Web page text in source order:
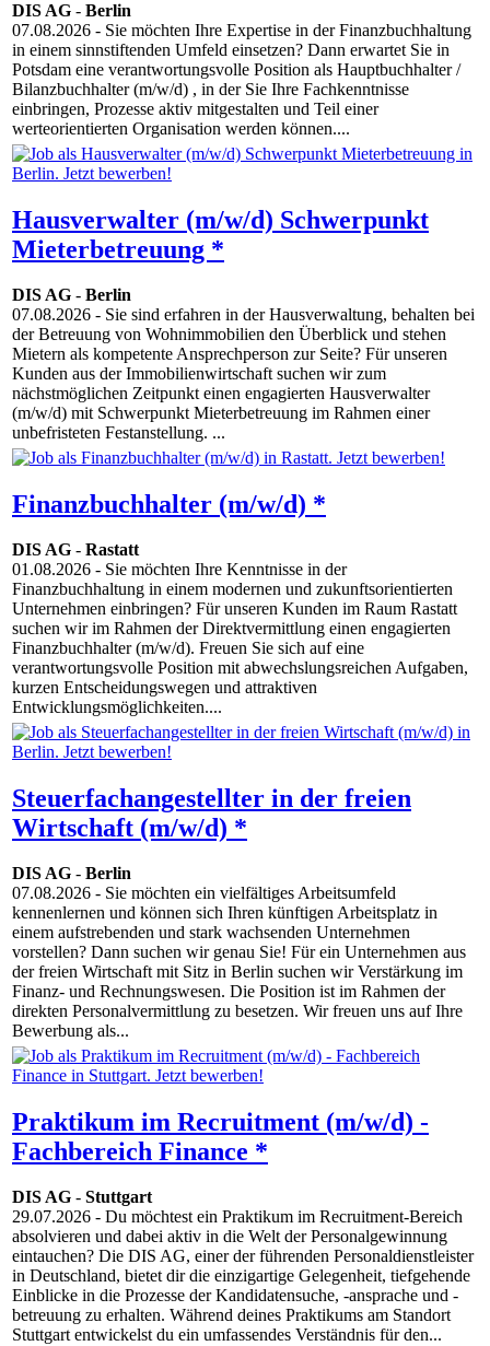
DIS AG - Berlin
07.08.2026 - Sie möchten Ihre Expertise in der Finanzbuchhaltung
in einem sinnstiftenden Umfeld einsetzen? Dann erwartet Sie in
Potsdam eine verantwortungsvolle Position als Hauptbuchhalter /
Bilanzbuchhalter (m/w/d) , in der Sie Ihre Fachkenntnisse
einbringen, Prozesse aktiv mitgestalten und Teil einer
werteorientierten Organisation werden können....
Hausverwalter (m/w/d) Schwerpunkt
Mieterbetreuung *
DIS AG - Berlin
07.08.2026 - Sie sind erfahren in der Hausverwaltung, behalten bei
der Betreuung von Wohnimmobilien den Überblick und stehen
Mietern als kompetente Ansprechperson zur Seite? Für unseren
Kunden aus der Immobilienwirtschaft suchen wir zum
nächstmöglichen Zeitpunkt einen engagierten Hausverwalter
(m/w/d) mit Schwerpunkt Mieterbetreuung im Rahmen einer
unbefristeten Festanstellung. ...
Finanzbuchhalter (m/w/d) *
DIS AG - Rastatt
01.08.2026 - Sie möchten Ihre Kenntnisse in der
Finanzbuchhaltung in einem modernen und zukunftsorientierten
Unternehmen einbringen? Für unseren Kunden im Raum Rastatt
suchen wir im Rahmen der Direktvermittlung einen engagierten
Finanzbuchhalter (m/w/d). Freuen Sie sich auf eine
verantwortungsvolle Position mit abwechslungsreichen Aufgaben,
kurzen Entscheidungswegen und attraktiven
Entwicklungsmöglichkeiten....
Steuerfachangestellter in der freien
Wirtschaft (m/w/d) *
DIS AG - Berlin
07.08.2026 - Sie möchten ein vielfältiges Arbeitsumfeld
kennenlernen und können sich Ihren künftigen Arbeitsplatz in
einem aufstrebenden und stark wachsenden Unternehmen
vorstellen? Dann suchen wir genau Sie! Für ein Unternehmen aus
der freien Wirtschaft mit Sitz in Berlin suchen wir Verstärkung im
Finanz- und Rechnungswesen. Die Position ist im Rahmen der
direkten Personalvermittlung zu besetzen. Wir freuen uns auf Ihre
Bewerbung als...
Praktikum im Recruitment (m/w/d) -
Fachbereich Finance *
DIS AG - Stuttgart
29.07.2026 - Du möchtest ein Praktikum im Recruitment-Bereich
absolvieren und dabei aktiv in die Welt der Personalgewinnung
eintauchen? Die DIS AG, einer der führenden Personaldienstleister
in Deutschland, bietet dir die einzigartige Gelegenheit, tiefgehende
Einblicke in die Prozesse der Kandidatensuche, -ansprache und -
betreuung zu erhalten. Während deines Praktikums am Standort
Stuttgart entwickelst du ein umfassendes Verständnis für den...